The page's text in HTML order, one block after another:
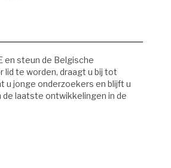
en steun de Belgische
lid te worden, draagt u bij tot
u jonge onderzoekers en blijft u
de laatste ontwikkelingen in de